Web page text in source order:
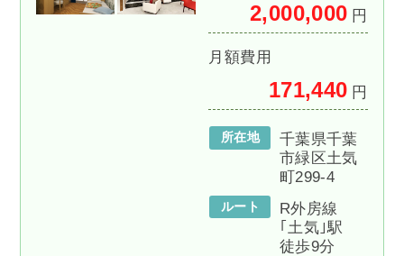
2,000,000 円
月額費用
171,440 円
所在地
千葉県千葉
市緑区土気
町299-4
ルート
R外房線
｢土気｣駅
徒歩9分